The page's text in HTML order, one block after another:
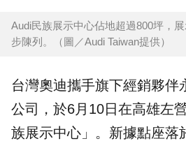
Audi民族展示中心佔地超過800坪，
步陳列。（圖／Audi Taiwan提供）
台灣奧迪攜手旗下經銷夥伴
公司，於6月10日在高雄左
族展示中心」。新據點座落